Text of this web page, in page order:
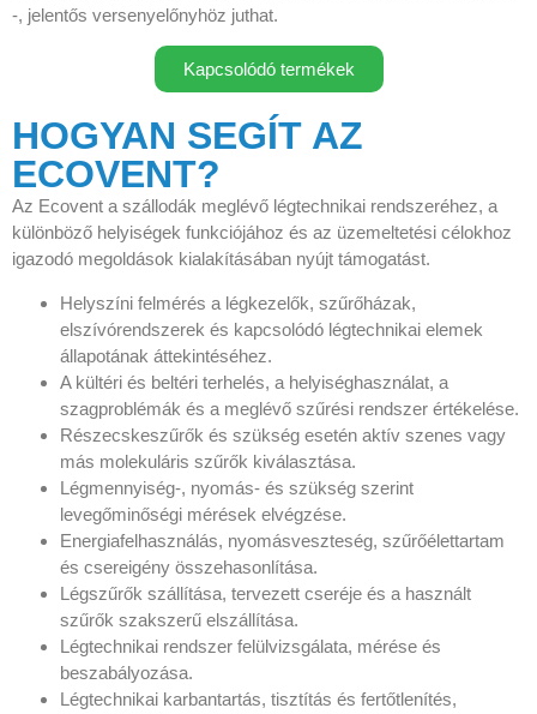
-, jelentős versenyelőnyhöz juthat.
Kapcsolódó termékek
HOGYAN SEGÍT AZ
ECOVENT?
Az Ecovent a szállodák meglévő légtechnikai rendszeréhez, a
különböző helyiségek funkciójához és az üzemeltetési célokhoz
igazodó megoldások kialakításában nyújt támogatást.
Helyszíni felmérés a légkezelők, szűrőházak,
elszívórendszerek és kapcsolódó légtechnikai elemek
állapotának áttekintéséhez.
A kültéri és beltéri terhelés, a helyiséghasználat, a
szagproblémák és a meglévő szűrési rendszer értékelése.
Részecskeszűrők és szükség esetén aktív szenes vagy
más molekuláris szűrők kiválasztása.
Légmennyiség-, nyomás- és szükség szerint
levegőminőségi mérések elvégzése.
Energiafelhasználás, nyomásveszteség, szűrőélettartam
és csereigény összehasonlítása.
Légszűrők szállítása, tervezett cseréje és a használt
szűrők szakszerű elszállítása.
Légtechnikai rendszer felülvizsgálata, mérése és
beszabályozása.
Légtechnikai karbantartás, tisztítás és fertőtlenítés,